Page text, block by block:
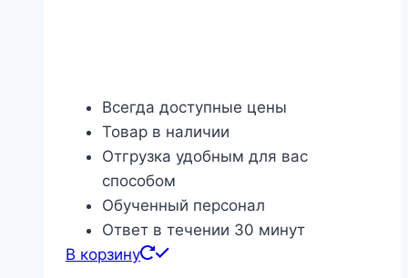
Всегда доступные цены
Товар в наличии
Отгрузка удобным для вас
способом
Обученный персонал
Ответ в течении 30 минут
В корзину